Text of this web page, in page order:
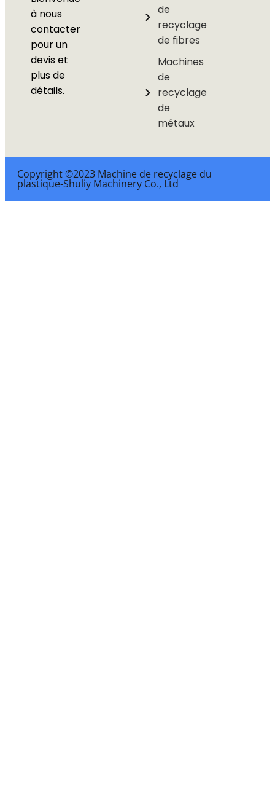
à nous
contacter
pour un
devis et
plus de
détails.
de
recyclage
de fibres
Machines
de
recyclage
de
métaux
Copyright ©2023 Machine de recyclage du
plastique-Shuliy Machinery Co., Ltd